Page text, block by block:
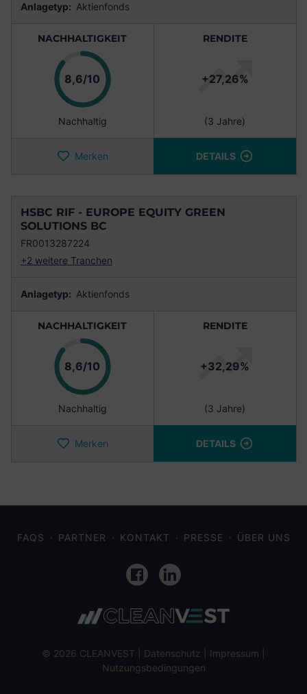
Anlagetyp: Aktienfonds
NACHHALTIGKEIT
8,6/10 Punkte
Nachhaltig
RENDITE
+27,26%
(3 Jahre)
Merken DETAILS
HSBC RIF - EUROPE EQUITY GREEN
SOLUTIONS BC
FR0013287224
+2 weitere Tranchen
Anlagetyp: Aktienfonds
NACHHALTIGKEIT
8,6/10 Punkte
Nachhaltig
RENDITE
+32,29%
(3 Jahre)
Merken DETAILS
FAQS PARTNER KONTAKT PRESSE ÜBER UNS
FacebookLinkedIn
© 2026 CLEANVEST | Datenschutz Impressum
Nutzungsbedingungen